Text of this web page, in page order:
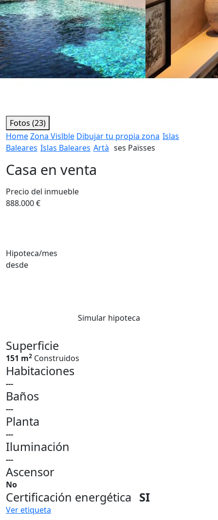
Fotos (23)
HomeZona Vislble Dibujar tu propia zona Islas
Baleares Islas Baleares Artà ses Païsses
Casa en venta
Precio del inmueble
888.000 €
Hipoteca/mes
desde
Simular hipoteca
Superficie
151 m2 Construidos
Habitaciones
---
Baños
---
Planta
---
Iluminación
---
Ascensor
No
Certificación energética SI
Ver etiqueta